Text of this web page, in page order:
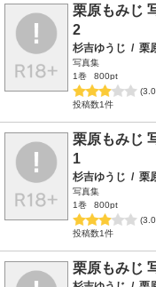
栗原もみじ
2
杉吉ゆうじ / 栗
写真集
1巻
800pt
投稿数1件
栗原もみじ
1
杉吉ゆうじ / 栗
写真集
1巻
800pt
投稿数1件
栗原もみじ